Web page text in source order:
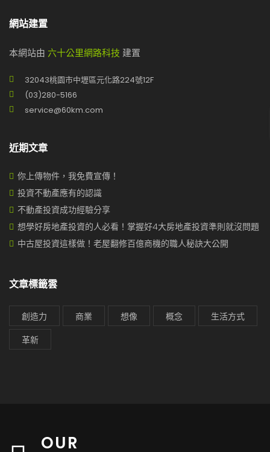
網站建置
本網站由 六十公里網路科技 建置
32043桃園市中壢區元化路224號12F
(03)280-5166
service@60km.com
近期文章
你上傳物件，我免費宣傳！
投資不動產應有的認識
不動產投資成功經驗分享
想學好房地產投資的人必看！掌握好4大房地產投資準則就沒問題
中古屋投資這樣做！老屋翻修百億商機的職人秘訣大公開
文章標籤雲
創造力 商業 想像 概念
生活方式
革新
OUR